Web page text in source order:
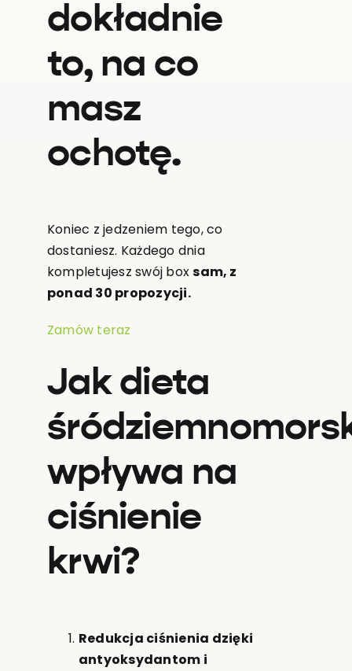
dokładnie
to, na co
masz
ochotę.
Koniec z jedzeniem tego, co
dostaniesz. Każdego dnia
kompletujesz swój boxsam, z
ponad 30 propozycji.
Zamów teraz
Jak dieta
wpływa na
ciśnienie
krwi?
Redukcja ciśnienia dzięki
antyoksydantom i